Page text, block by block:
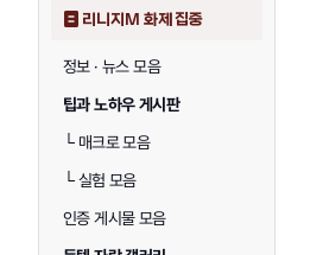
리니지M 화제 집중
정보 · 뉴스 모음
팁과 노하우 게시판
└매크로 모음
└실험 모음
인증 게시물 모음